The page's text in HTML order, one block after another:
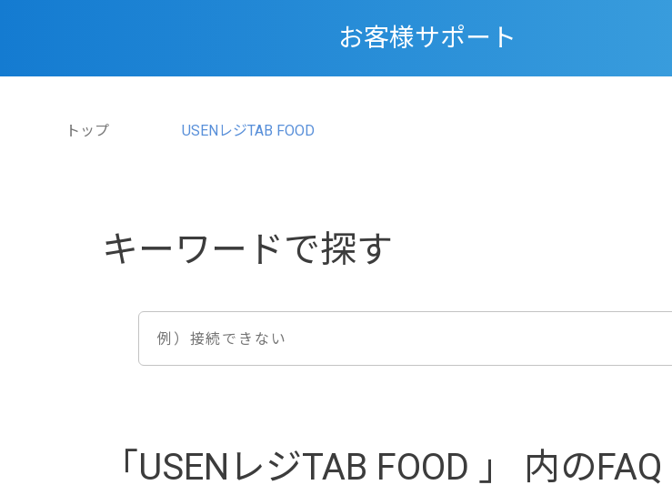
お客様サポート
トップ USENレジTAB FOOD
「USENレジTAB FOOD 」 内のFAQ